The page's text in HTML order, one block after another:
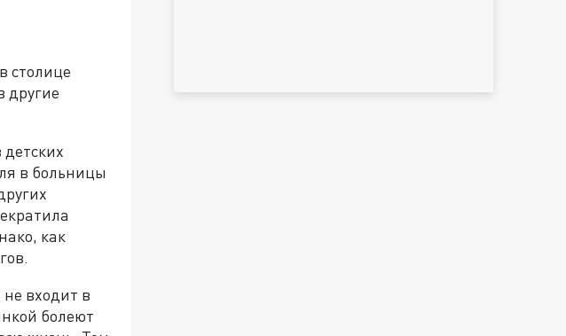
столице
другие
в больницы
как
входит в
болеют